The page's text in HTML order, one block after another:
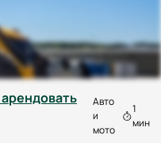
Авто
и
мото
1
мин